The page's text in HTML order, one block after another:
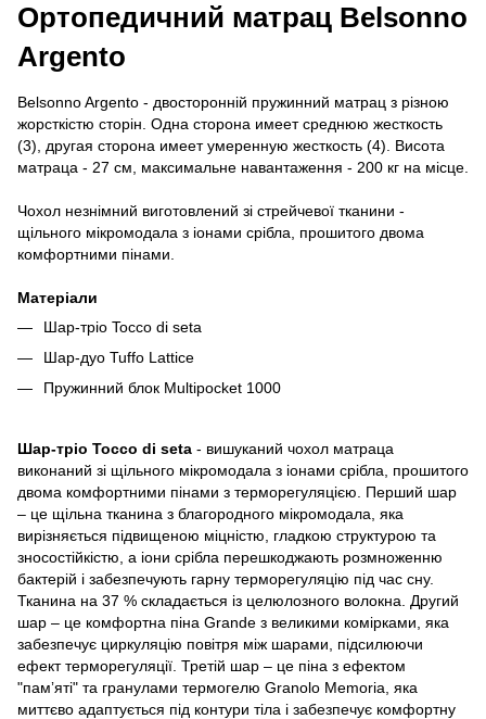
Ортопедичний матрац Belsonno
Argento
Belsonno Argento - двосторонній пружинний матрац з різною
жорсткістю сторін. Одна сторона имеет среднюю жесткость
(3), другая сторона имеет умеренную жесткость (4). Висота
матраца - 27 см, максимальне навантаження - 200 кг на місце.
Чохол незнімний виготовлений зі стрейчевої тканини -
щільного мікромодала з іонами срібла, прошитого двома
комфортними пінами.
Матеріали
Шар-тріо Tocco di seta
Шар-дуо Tuffo Lattice
Пружинний блок Multipocket 1000
Шар-тріо Tocco di seta - вишуканий чохол матраца
виконаний зі щільного мікромодала з іонами срібла, прошитого
двома комфортними пінами з терморегуляцією. Перший шар
– це щільна тканина з благородного мікромодала, яка
вирізняється підвищеною міцністю, гладкою структурою та
зносостійкістю, а іони срібла перешкоджають розмноженню
бактерій і забезпечують гарну терморегуляцію під час сну.
Тканина на 37 % складається із целюлозного волокна. Другий
шар – це комфортна піна Grande з великими комірками, яка
забезпечує циркуляцію повітря між шарами, підсилюючи
ефект терморегуляції. Третій шар – це піна з ефектом
"памʼяті" та гранулами термогелю Granolo Memoria, яка
миттєво адаптується під контури тіла і забезпечує комфортну